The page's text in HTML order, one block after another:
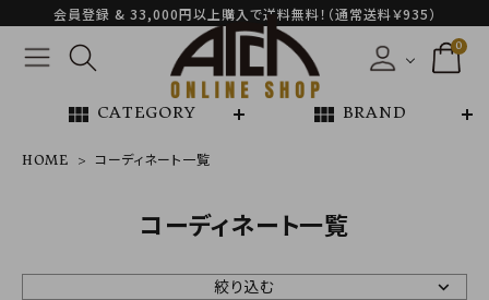
会員登録 & 33,000円以上購入で送料無料！（通常送料￥935）
0
view_module CATEGORY view_module BRAND
NEW ARRIVAL
ARCH EXCLUSIVE
HOME コーディネート一覧
コーディネート一覧
絞り込む